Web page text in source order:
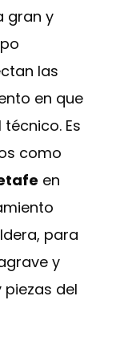
gran y
las
en que
Es
como
en
para
y
del